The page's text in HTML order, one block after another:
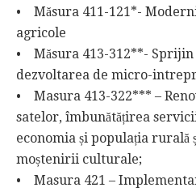
• Măsura 411-121*-
agricole
• Măsura 413-312**-
dezvoltarea de micro-
• Masura 413-322*** –
satelor, îmbunătățirea
economia și populația rurală
moștenirii culturale;
• Masura 421 –